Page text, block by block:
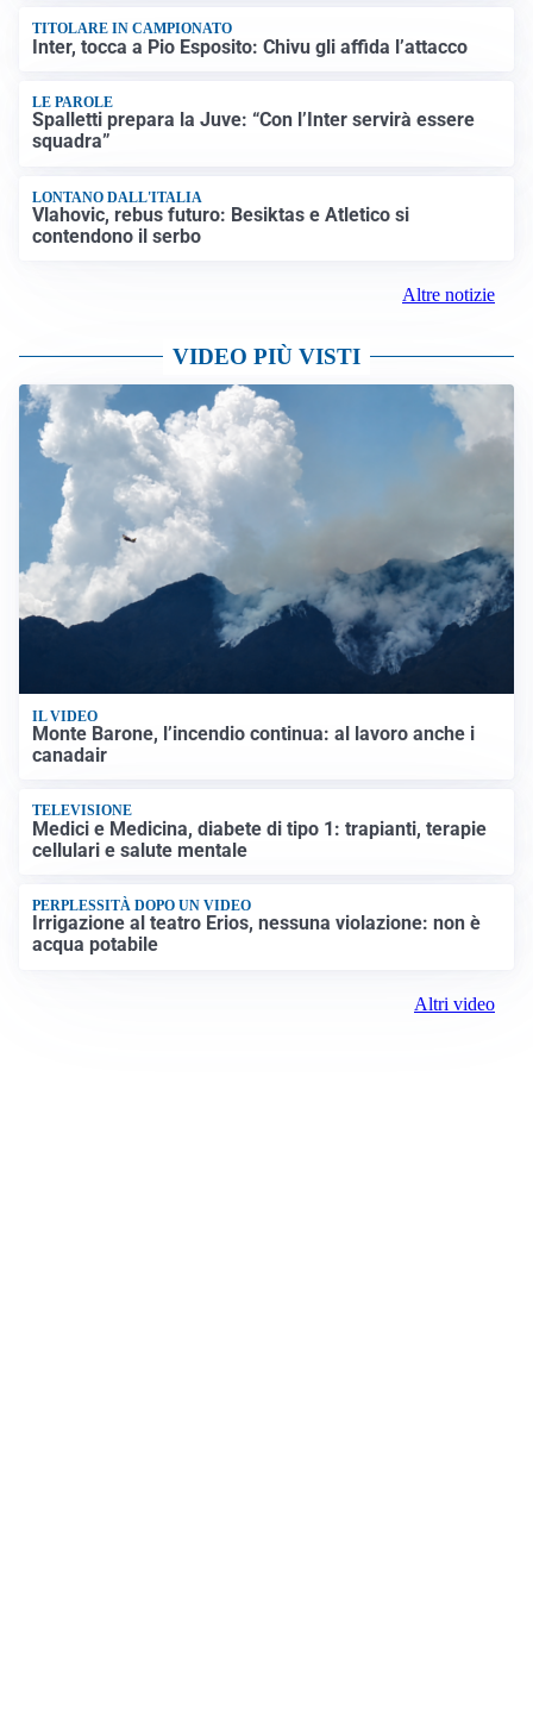
TITOLARE IN CAMPIONATO
Inter, tocca a Pio Esposito: Chivu gli affida l’attacco
LE PAROLE
Spalletti prepara la Juve: “Con l’Inter servirà essere
squadra”
LONTANO DALL'ITALIA
Vlahovic, rebus futuro: Besiktas e Atletico si
contendono il serbo
Altre notizie
VIDEO PIÙ VISTI
IL VIDEO
Monte Barone, l’incendio continua: al lavoro anche i
canadair
TELEVISIONE
Medici e Medicina, diabete di tipo 1: trapianti, terapie
cellulari e salute mentale
PERPLESSITÀ DOPO UN VIDEO
Irrigazione al teatro Erios, nessuna violazione: non è
acqua potabile
Altri video